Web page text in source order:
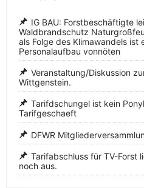
IG BAU: Forstbeschäftigte
Waldbrandschutz
als Folge des Klimawandels ist
Personalaufbau vonnöten
Veranstaltung/Diskussion
Wittgenstein.
Tarifdschungel ist kein
Tarifgeschaeft
DFWR
Tarifabschluss für TV-Forst
noch aus.